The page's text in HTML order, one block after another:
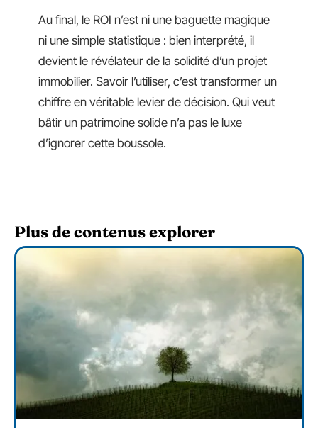
Au final, le ROI n’est ni une baguette magique
ni une simple statistique : bien interprété, il
devient le révélateur de la solidité d’un projet
immobilier. Savoir l’utiliser, c’est transformer un
chiffre en véritable levier de décision. Qui veut
bâtir un patrimoine solide n’a pas le luxe
d’ignorer cette boussole.
Plus de contenus explorer